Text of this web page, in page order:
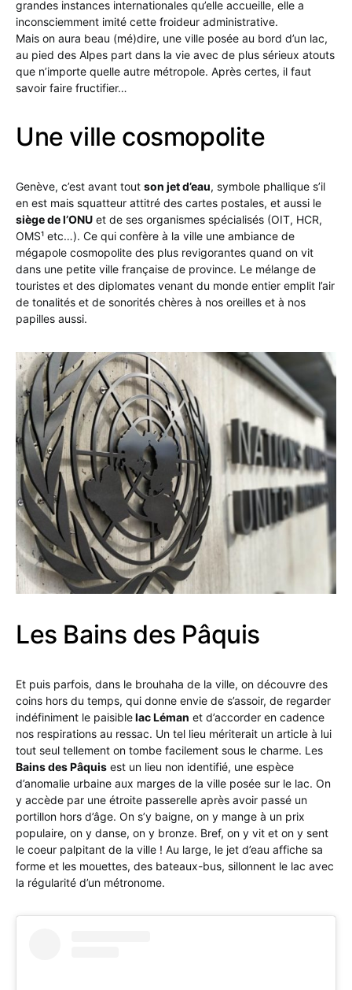
grandes instances internationales qu’elle accueille, elle a
inconsciemment imité cette froideur administrative.
Mais on aura beau (mé)dire, une ville posée au bord d’un lac,
au pied des Alpes part dans la vie avec de plus sérieux atouts
que n’importe quelle autre métropole. Après certes, il faut
savoir faire fructifier…
Une ville cosmopolite
Genève, c’est avant tout son jet d’eau, symbole phallique s’il
en est mais squatteur attitré des cartes postales, et aussi le
siège de l’ONU et de ses organismes spécialisés (OIT, HCR,
OMS¹ etc…). Ce qui confère à la ville une ambiance de
mégapole cosmopolite des plus revigorantes quand on vit
dans une petite ville française de province. Le mélange de
touristes et des diplomates venant du monde entier emplit l’air
de tonalités et de sonorités chères à nos oreilles et à nos
papilles aussi.
Les Bains des Pâquis
Et puis parfois, dans le brouhaha de la ville, on découvre des
coins hors du temps, qui donne envie de s’assoir, de regarder
indéfiniment le paisiblelac Léman et d’accorder en cadence
nos respirations au ressac. Un tel lieu mériterait un article à lui
tout seul tellement on tombe facilement sous le charme. Les
Bains des Pâquis est un lieu non identifié, une espèce
d’anomalie urbaine aux marges de la ville posée sur le lac. On
y accède par une étroite passerelle après avoir passé un
portillon hors d’âge. On s’y baigne, on y mange à un prix
populaire, on y danse, on y bronze. Bref, on y vit et on y sent
le coeur palpitant de la ville ! Au large, le jet d’eau affiche sa
forme et les mouettes, des bateaux-bus, sillonnent le lac avec
la régularité d’un métronome.